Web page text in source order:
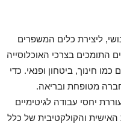
ליצירת כלים המשפרים
התומכים בצרכי האוכלוסייה
חינוך, ביטחון ופנאי. כדי
מטופחת ובריאה.
יחסי עבודה לגיטימיים
והקולקטיבית של כלל